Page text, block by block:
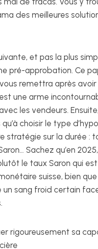
des meilleures
et pas la plus
pré-approbation. Ce
remettra après avoir
une arme
les vendeurs.
choisir le type
stratégie sur la durée :
Sachez qu’en
le taux Saron qui
suisse, bien
un sang froid certain
rigoureusement sa